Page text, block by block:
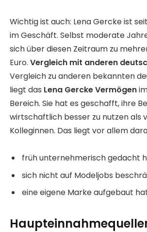
Wichtig ist auch: Lena Gercke ist
im Geschäft. Selbst moderate
sich über diesen Zeitraum zu
Euro. Vergleich mit anderen
Vergleich zu anderen bekannten
liegt das Lena Gercke Vermögen
Bereich. Sie hat es geschafft, ihre
wirtschaftlich besser zu nutzen als
Kolleginnen. Das liegt vor allem
früh unternehmerisch gedacht
sich nicht auf Modeljobs
eine eigene Marke aufgebaut